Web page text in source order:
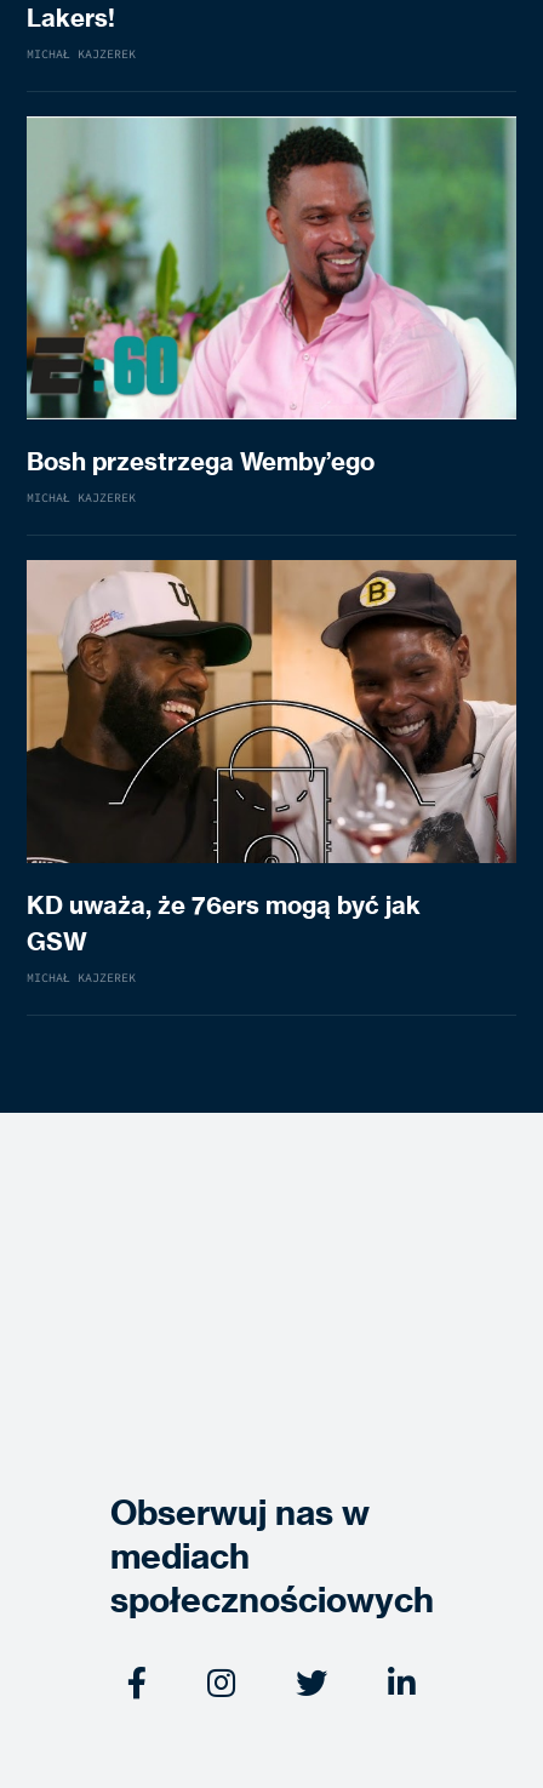
Lakers!
MICHAŁ KAJZEREK
Bosh przestrzega Wemby’ego
MICHAŁ KAJZEREK
KD uważa, że 76ers mogą być jak
GSW
MICHAŁ KAJZEREK
Obserwuj nas w
mediach
społecznościowych
   